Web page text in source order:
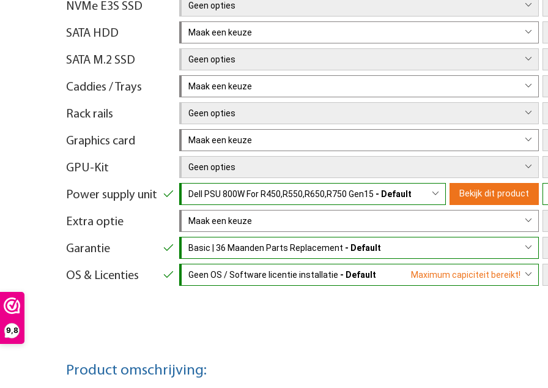
9,8
NVMe E3S SSD Geen opties
SATA HDD Maak een keuze
SATA M.2 SSD Geen opties
Caddies / Trays Maak een keuze
Rack rails Geen opties
Graphics card Maak een keuze
GPU-Kit Geen opties
Power supply unit Dell PSU 800W For R450,R550,R650,R750 Gen15 - Default Bekijk dit product
Extra optie Maak een keuze
Garantie Basic | 36 Maanden Parts Replacement - Default
OS & Licenties Geen OS / Software licentie installatie - Default Maximum capiciteit bereikt!
Product omschrijving: